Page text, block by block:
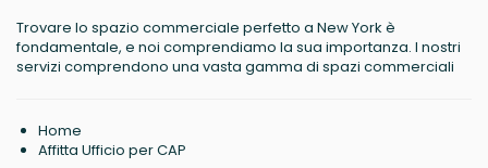
Trovare lo spazio commerciale perfetto a New York è
fondamentale, e noi comprendiamo la sua importanza. I nostri
servizi comprendono una vasta gamma di spazi commerciali
Home
Affitta Ufficio per CAP